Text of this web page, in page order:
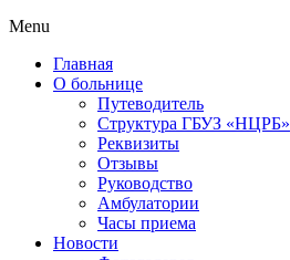
Menu
Главная
О больнице
Путеводитель
Структура ГБУЗ «НЦРБ»
Реквизиты
Отзывы
Руководство
Амбулатории
Часы приема
Новости